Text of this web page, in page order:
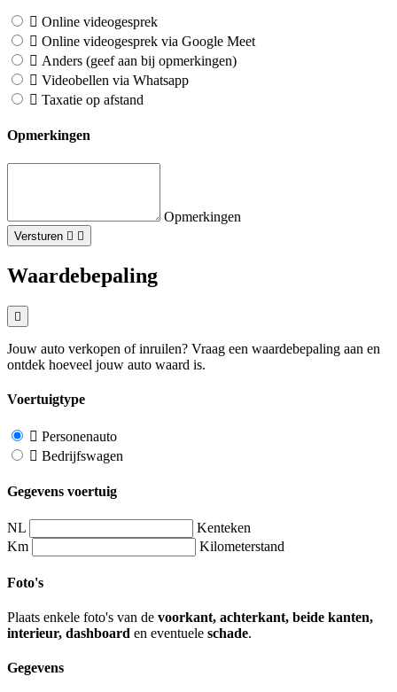
Online videogesprek
Online videogesprek via Google Meet
Anders (geef aan bij opmerkingen)
Videobellen via Whatsapp
Taxatie op afstand
Opmerkingen
Opmerkingen
Versturen
Waardebepaling
Jouw auto verkopen of inruilen? Vraag een waardebepaling aan en
ontdek hoeveel jouw auto waard is.
Voertuigtype
Personenauto
Bedrijfswagen
Gegevens voertuig
NL
Kenteken
Km
Kilometerstand
Foto's
Plaats enkele foto's van de voorkant, achterkant, beide kanten,
interieur, dashboard en eventuele schade.
Gegevens